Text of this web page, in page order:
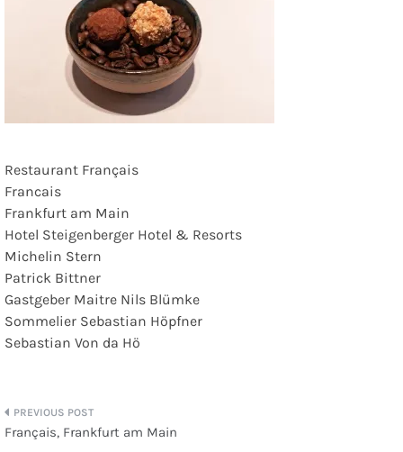
Restaurant Français
Francais
Frankfurt am Main
Hotel Steigenberger Hotel & Resorts
Michelin Stern
Patrick Bittner
Gastgeber Maitre Nils Blümke
Sommelier Sebastian Höpfner
Sebastian Von da Hö
Beitragsnavigation
Français, Frankfurt am Main